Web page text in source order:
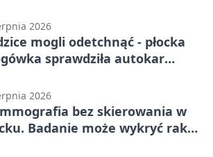
2026
mogli odetchnąć - płocka
sprawdziła autokar
2026
bez skierowania w
Badanie może wykryć raka,